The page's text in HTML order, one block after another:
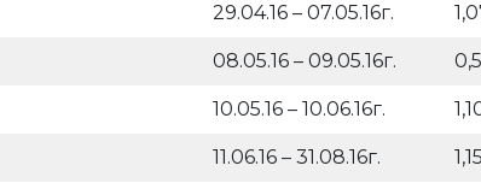
29.04.16 – 07.05.16г.
08.05.16 – 09.05.16г.
10.05.16 – 10.06.16г.
11.06.16 – 31.08.16г. 1,15